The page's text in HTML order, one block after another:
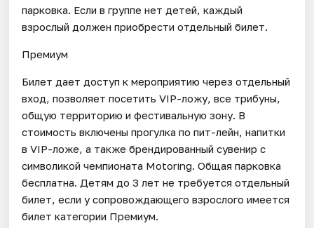
парковка. Если в группе нет детей, каждый
взрослый должен приобрести отдельный билет.
Премиум
Билет дает доступ к мероприятию через отдельный
вход, позволяет посетить VIP-ложу, все трибуны,
общую территорию и фестивальную зону. В
стоимость включены прогулка по пит-лейн, напитки
в VIP-ложе, а также брендированный сувенир с
символикой чемпионата Motoring. Общая парковка
бесплатна. Детям до 3 лет не требуется отдельный
билет, если у сопровождающего взрослого имеется
билет категории Премиум.